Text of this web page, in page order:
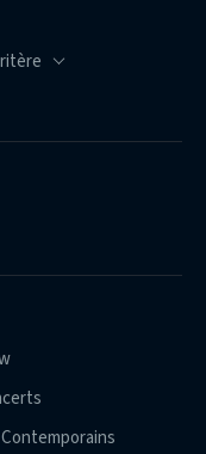
Contemporains